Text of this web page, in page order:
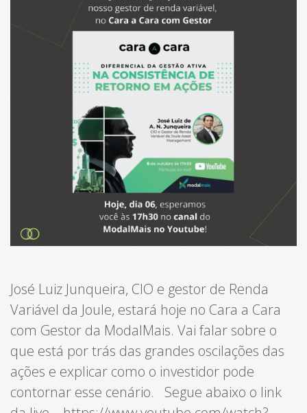
José Luiz Junqueira, CIO e gestor de Renda
Variável da Joule, estará hoje no Cara a Cara
com Gestor da ModalMais. Vai falar sobre o
que está por trás das grandes oscilações das
ações e explicar como o investidor pode
contornar esse cenário. Segue abaixo o link